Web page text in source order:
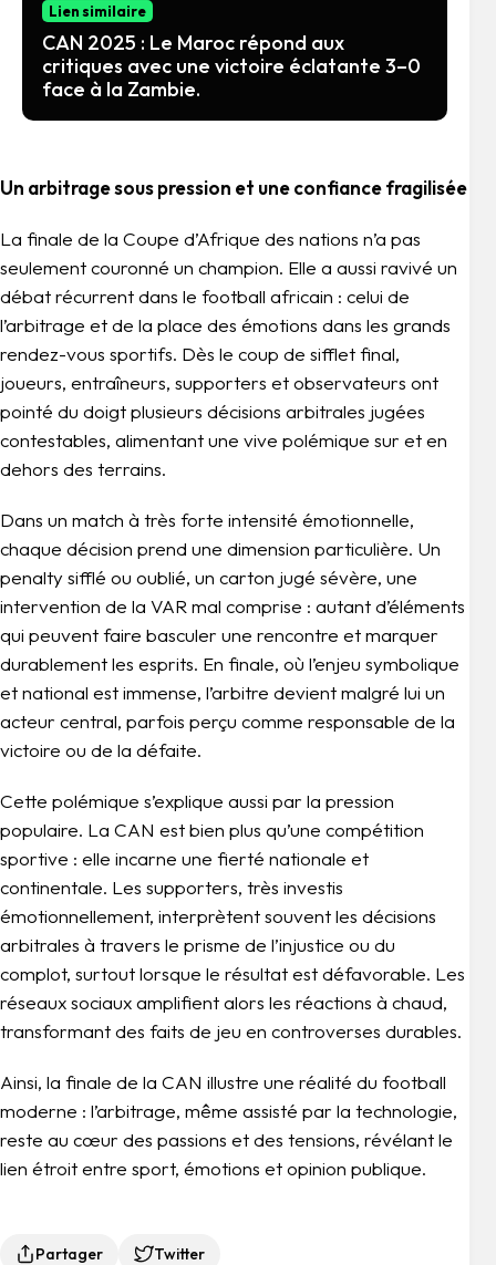
Lien similaire
CAN 2025 : Le Maroc répond aux
critiques avec une victoire éclatante 3–0
face à la Zambie.
Un arbitrage sous pression et une confiance fragilisée
La finale de la Coupe d’Afrique des nations n’a pas
seulement couronné un champion. Elle a aussi ravivé un
débat récurrent dans le football africain : celui de
l’arbitrage et de la place des émotions dans les grands
rendez-vous sportifs. Dès le coup de sifflet final,
joueurs, entraîneurs, supporters et observateurs ont
pointé du doigt plusieurs décisions arbitrales jugées
contestables, alimentant une vive polémique sur et en
dehors des terrains.
Dans un match à très forte intensité émotionnelle,
chaque décision prend une dimension particulière. Un
penalty sifflé ou oublié, un carton jugé sévère, une
intervention de la VAR mal comprise : autant d’éléments
qui peuvent faire basculer une rencontre et marquer
durablement les esprits. En finale, où l’enjeu symbolique
et national est immense, l’arbitre devient malgré lui un
acteur central, parfois perçu comme responsable de la
victoire ou de la défaite.
Cette polémique s’explique aussi par la pression
populaire. La CAN est bien plus qu’une compétition
sportive : elle incarne une fierté nationale et
continentale. Les supporters, très investis
émotionnellement, interprètent souvent les décisions
arbitrales à travers le prisme de l’injustice ou du
complot, surtout lorsque le résultat est défavorable. Les
réseaux sociaux amplifient alors les réactions à chaud,
transformant des faits de jeu en controverses durables.
Ainsi, la finale de la CAN illustre une réalité du football
moderne : l’arbitrage, même assisté par la technologie,
reste au cœur des passions et des tensions, révélant le
lien étroit entre sport, émotions et opinion publique.
Partager Twitter